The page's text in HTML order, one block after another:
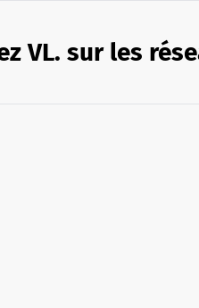
VL. sur les